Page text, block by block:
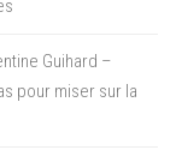
Guihard –
pour miser sur la